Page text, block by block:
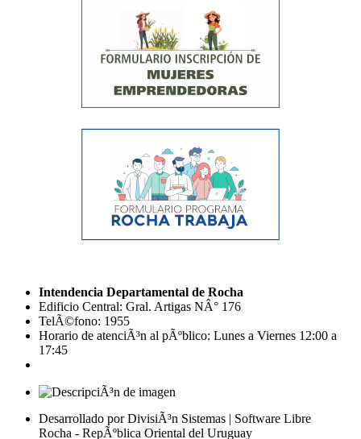
Intendencia Departamental de Rocha
Edificio Central: Gral. Artigas NÂ° 176
TelÃ©fono: 1955
Horario de atenciÃ³n al pÃºblico: Lunes a Viernes 12:00 a
17:45
Desarrollado por DivisiÃ³n Sistemas | Software Libre
Rocha - RepÃºblica Oriental del Uruguay